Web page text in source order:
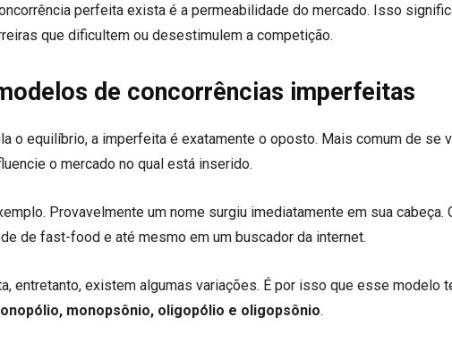
perfeita exista é a permeabilidade do mercado. Isso
que dificultem ou desestimulem a competição.
de concorrências imperfeitas
o equilíbrio, a imperfeita é exatamente o oposto. Mais comum de se
o mercado no qual está inserido.
Provavelmente um nome surgiu imediatamente em sua cabeça.
de fast-food e até mesmo em um buscador da internet.
entretanto, existem algumas variações. É por isso que esse modelo
monopsônio, oligopólio e oligopsônio.